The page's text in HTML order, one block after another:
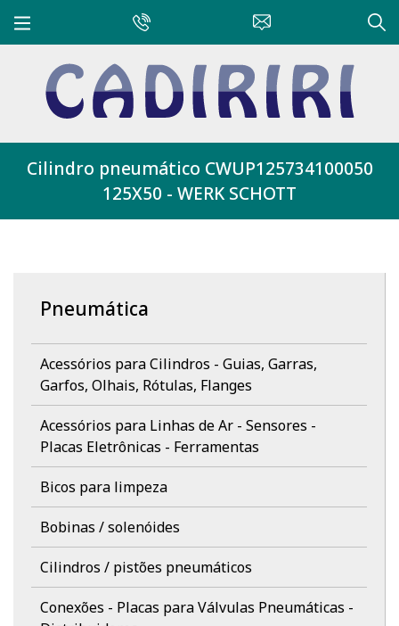
Cilindro pneumático CWUP125734100050
125X50 - WERK SCHOTT
Pneumática
Acessórios para Cilindros - Guias, Garras,
Garfos, Olhais, Rótulas, Flanges
Acessórios para Linhas de Ar - Sensores -
Placas Eletrônicas - Ferramentas
Bicos para limpeza
Bobinas / solenóides
Cilindros / pistões pneumáticos
Conexões - Placas para Válvulas Pneumáticas -